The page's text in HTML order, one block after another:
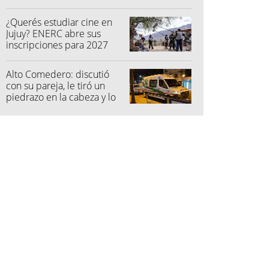
¿Querés estudiar cine en
Jujuy? ENERC abre sus
inscripciones para 2027
Alto Comedero: discutió
con su pareja, le tiró un
piedrazo en la cabeza y lo